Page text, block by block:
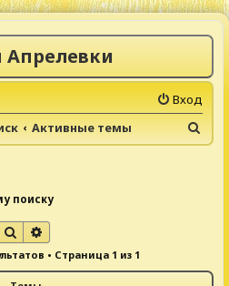
Вход
Активные темы
о
поиску
Поиск
• Страница 1 из 1